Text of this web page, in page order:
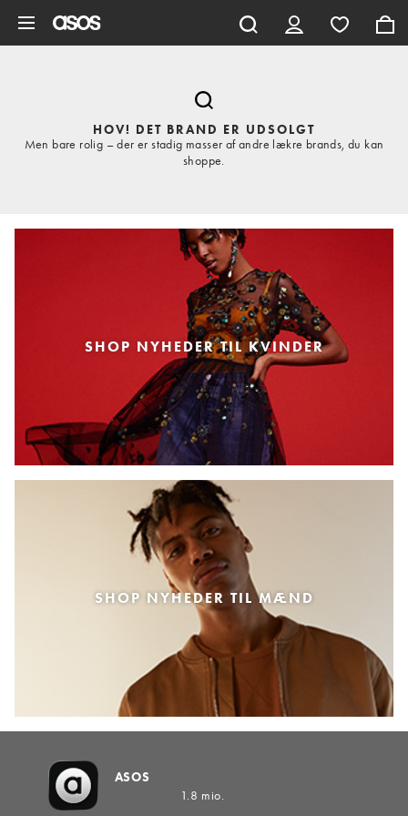
HOV! DET BRAND ER UDSOLGT
Men bare rolig – der er stadig masser af andre lækre brands, du kan
shoppe.
SHOP NYHEDER TIL KVINDER
SHOP NYHEDER TIL MÆND
ASOS
1.8 mio.